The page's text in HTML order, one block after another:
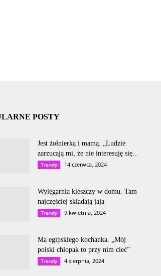
POSTY
Jest żołnierką i mamą. „Ludzie
zarzucają mi, że nie interesuję się...
Trendy 14 czerwca, 2024
Wylęgarnia kleszczy w domu. Tam
najczęściej składają jaja
Trendy 9 kwietnia, 2024
Ma egipskiego kochanka. „Mój
polski chłopak to przy nim cieć”
Trendy 4 sierpnia, 2024